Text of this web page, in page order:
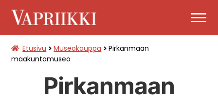
Siirry
navigointiin
Siirry
sisältöön
PÄÄSYLIPUT
MUSEOKAUPPA
Etusivu Museokauppa
Pirkanmaan
maakuntamuseo
Pirkanmaan